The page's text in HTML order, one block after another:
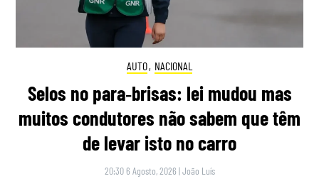
AUTO, NACIONAL
Selos no para‑brisas: lei mudou mas
muitos condutores não sabem que têm
de levar isto no carro
20:30 6 Agosto, 2026 |João Luís